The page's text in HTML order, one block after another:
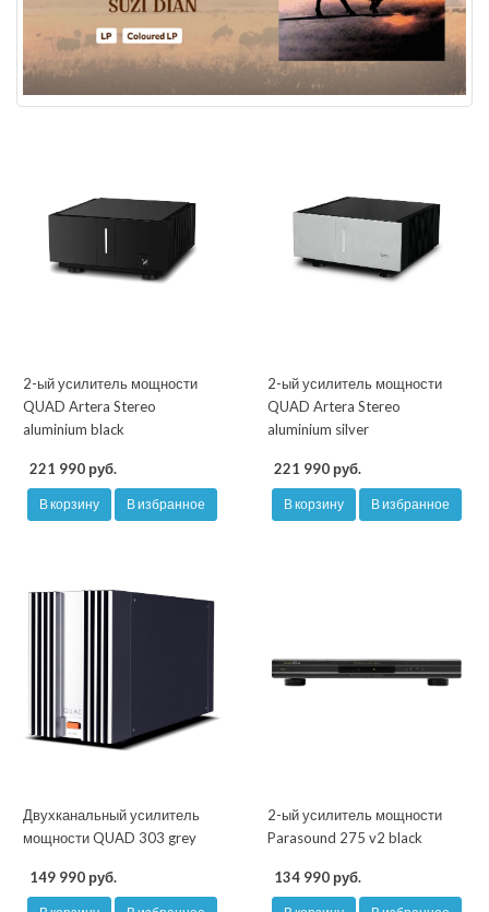
2-ый усилитель мощности
QUAD Artera Stereo
aluminium black
221 990 руб.
В корзину В избранное
2-ый усилитель мощности
QUAD Artera Stereo
aluminium silver
221 990 руб.
В корзину В избранное
Двухканальный усилитель
мощности QUAD 303 grey
149 990 руб.
2-ый усилитель мощности
Parasound 275 v2 black
134 990 руб.